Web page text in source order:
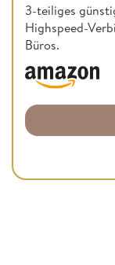
3-teiliges
Highspeed-
Büros.